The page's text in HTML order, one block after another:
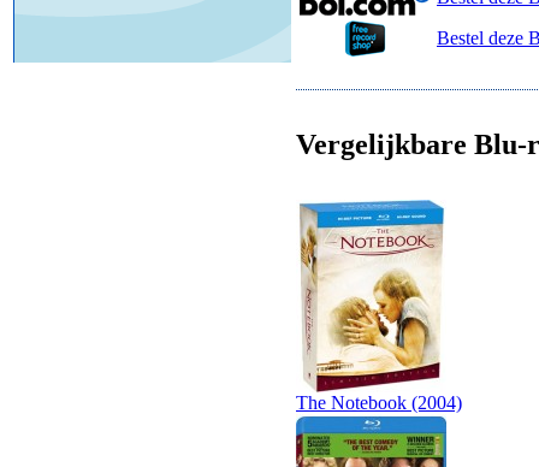
Bestel deze
Vergelijkbare Blu-
The Notebook (2004)